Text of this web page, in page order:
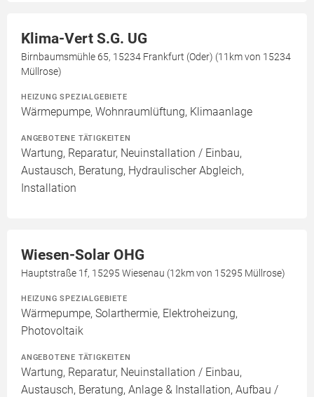
Klima-Vert S.G. UG
Birnbaumsmühle 65, 15234 Frankfurt (Oder) (11km von 15234
Müllrose)
HEIZUNG SPEZIALGEBIETE
Wärmepumpe, Wohnraumlüftung, Klimaanlage
ANGEBOTENE TÄTIGKEITEN
Wartung, Reparatur, Neuinstallation / Einbau,
Austausch, Beratung, Hydraulischer Abgleich,
Installation
Wiesen-Solar OHG
Hauptstraße 1f, 15295 Wiesenau (12km von 15295 Müllrose)
HEIZUNG SPEZIALGEBIETE
Wärmepumpe, Solarthermie, Elektroheizung,
Photovoltaik
ANGEBOTENE TÄTIGKEITEN
Wartung, Reparatur, Neuinstallation / Einbau,
Austausch, Beratung, Anlage & Installation, Aufbau /